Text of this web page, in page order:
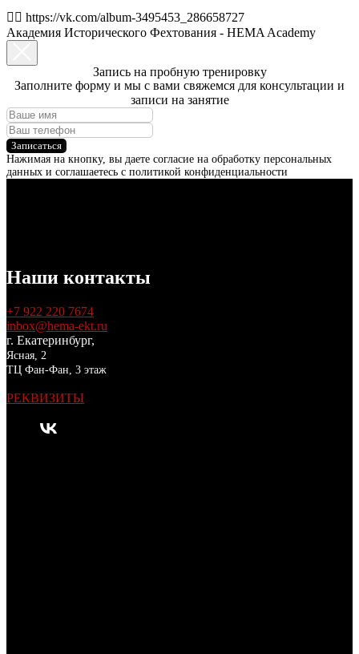
👉🏻 https://vk.com/album-3495453_286658727
Академия Исторического Фехтования - HEMA Academy
Запись на пробную тренировку
Заполните форму и мы с вами свяжемся для консультации и
записи на занятие
Записаться
Нажимая на кнопку, вы даете согласие на обработку персональных
данных и соглашаетесь c политикой конфиденциальности
Наши контакты
+7 922 220 7674
inbox@hema-ekt.ru
г. Екатеринбург,
Ясная, 2
ТЦ Фан-Фан, 3 этаж
РЕКВИЗИТЫ